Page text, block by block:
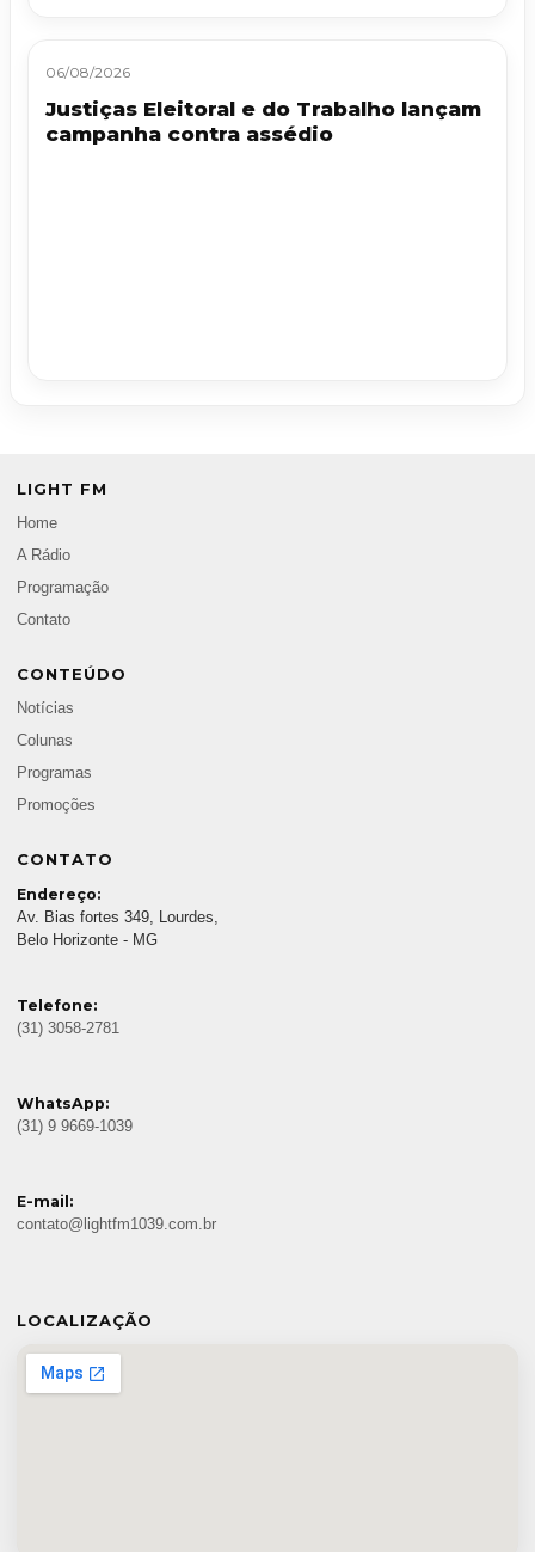
06/08/2026
Justiças Eleitoral e do Trabalho lançam
campanha contra assédio
LIGHT FM
Home
A Rádio
Programação
Contato
CONTEÚDO
Notícias
Colunas
Programas
Promoções
CONTATO
Endereço:
Av. Bias fortes 349, Lourdes,
Belo Horizonte - MG
Telefone:
(31) 3058-2781
WhatsApp:
(31) 9 9669-1039
E-mail:
contato@lightfm1039.com.br
LOCALIZAÇÃO